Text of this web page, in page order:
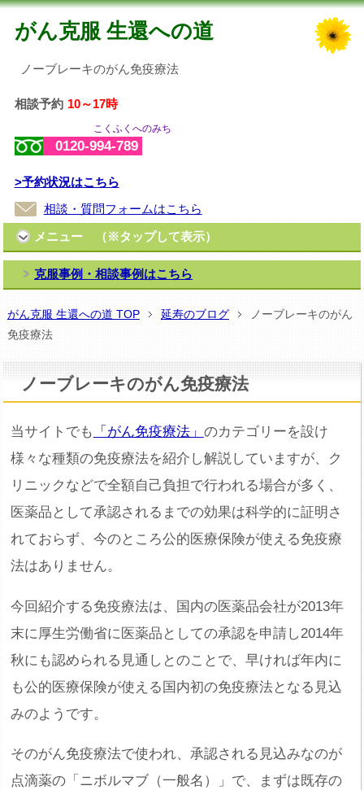
がん克服 生還への道
ノーブレーキのがん免疫療法
相談予約 10～17時
こくふくへのみち
0120-994-789
>予約状況はこちら
相談・質問フォームはこちら
メニュー （※タップして表示）
克服事例・相談事例はこちら
がん克服 生還への道 TOP 延寿のブログ
ノーブレーキのがん
免疫療法
ノーブレーキのがん免疫療法
当サイトでも 「がん免疫療法」 のカテゴリーを設け
様々な種類の免疫療法を紹介し解説していますが、ク
リニックなどで全額自己負担で行われる場合が多く、
医薬品として承認されるまでの効果は科学的に証明さ
れておらず、今のところ公的医療保険が使える免疫療
法はありません。
今回紹介する免疫療法は、国内の医薬品会社が2013年
末に厚生労働省に医薬品としての承認を申請し2014年
秋にも認められる見通しとのことで、早ければ年内に
も公的医療保険が使える国内初の免疫療法となる見込
みのようです。
そのがん免疫療法で使われ、承認される見込みなのが
点滴薬の「ニボルマブ（一般名）」で、まずは既存の